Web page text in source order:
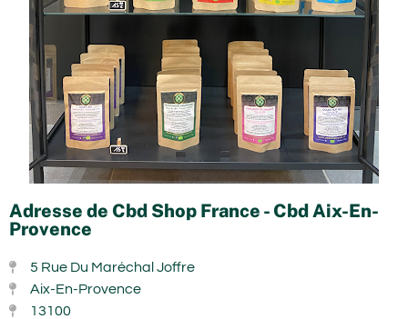
Adresse de Cbd Shop France - Cbd Aix-En-
Provence
5 Rue Du Maréchal Joffre
Aix-En-Provence
13100